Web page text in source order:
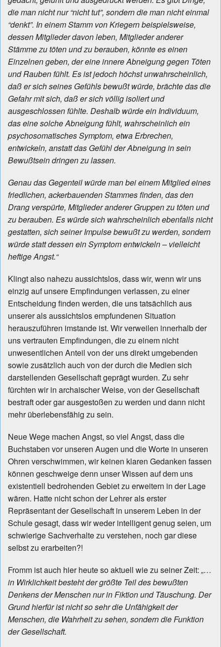
die man nicht nur “nicht tut”, sondern die man nicht einmal
“denkt”. In einem Stamm von Kriegern beispielsweise,
dessen Mitglieder davon leben, Mitglieder anderer
Stämme zu töten und zu berauben, könnte es einen
Einzelnen geben, der eine innere Abneigung gegen Töten
und Rauben fühlt. Es ist jedoch höchst unwahrscheinlich,
daß er sich seines Gefühls bewußt würde, brächte das die
Gefahr mit sich, daß er sich völlig isoliert und
ausgeschlossen fühlte. Deshalb würde ein Individuum,
das eine solche Abneigung fühlt, wahrscheinlich ein
psychosomatisches Symptom, etwa Erbrechen,
entwickeln, anstatt das Gefühl der Abneigung in sein
Bewußtsein dringen zu lassen.
Genau das Gegenteil würde man bei einem Mitglied eines
friedlichen, ackerbauenden Stammes finden, das den
Drang verspürte, Mitglieder anderer Gruppen zu töten und
zu berauben. Es würde sich wahrscheinlich ebenfalls nicht
gestatten, sich seiner Impulse bewußt zu werden, sondern
würde statt dessen ein Symptom entwickeln – vielleicht
heftige Angst.“
Klingt also nahezu aussichtslos, dass wir, wenn wir uns
einzig auf unsere Empfindungen verlassen, zu einer
Entscheidung finden werden, die uns tatsächlich aus
unserer als aussichtslos empfundenen Situation
herauszuführen imstande ist. Wir verweilen innerhalb der
uns vertrauten Empfindungen, die zu einem nicht
unwesentlichen Anteil von der uns direkt umgebenden
sowie zusätzlich auch von der durch die Medien sich
darstellenden Gesellschaft geprägt wurden. Zu sehr
fürchten wir in archaischer Weise, von der Gesellschaft
bestraft oder gar ausgestoßen zu werden und dann nicht
mehr überlebensfähig zu sein.
Neue Wege machen Angst, so viel Angst, dass die
Buchstaben vor unseren Augen und die Worte in unseren
Ohren verschwimmen, wir keinen klaren Gedanken fassen
können geschweige denn unser Wissen auf dem uns
existentiell bedrohenden Gebiet zu erweitern in der Lage
wären. Hatte nicht schon der Lehrer als erster
Repräsentant der Gesellschaft in unserem Leben in der
Schule gesagt, dass wir weder intelligent genug seien, um
schwierige Sachverhalte zu verstehen, noch gar diese
selbst zu erarbeiten?!
Fromm ist auch hier heute so aktuell wie zu seiner Zeit: „…
in Wirklichkeit besteht der größte Teil des bewußten
Denkens der Menschen nur in Fiktion und Täuschung. Der
Grund hierfür ist nicht so sehr die Unfähigkeit der
Menschen, die Wahrheit zu sehen, sondern die Funktion
der Gesellschaft.